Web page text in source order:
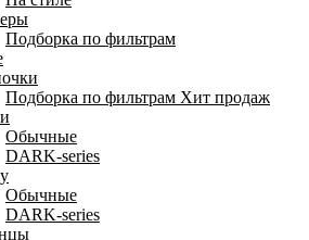
Подборка по фильтрам
Подборка по фильтрам Хит продаж
Обычные
DARK-series
Обычные
DARK-series